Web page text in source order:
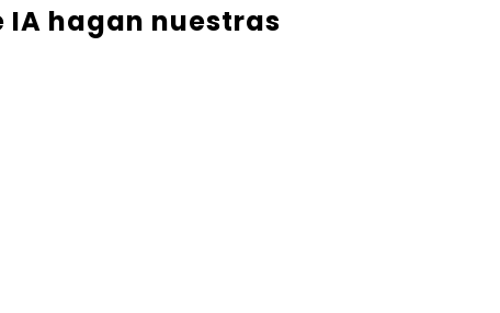
IA hagan nuestras